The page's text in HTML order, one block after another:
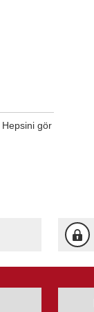
Hepsini gör